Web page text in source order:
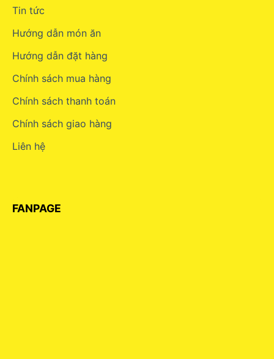
Tin tức
Hướng dẫn món ăn
Hướng dẫn đặt hàng
Chính sách mua hàng
Chính sách thanh toán
Chính sách giao hàng
Liên hệ
FANPAGE